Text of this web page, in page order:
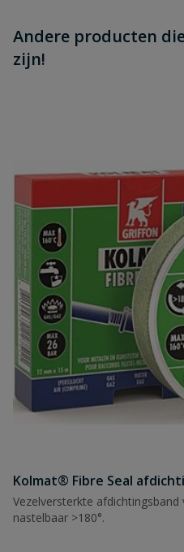
Andere producten
zijn!
Kolmat® Fibre Seal
Vezelversterkte
nastelbaar >180°.